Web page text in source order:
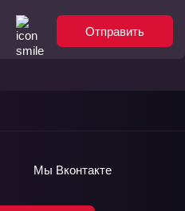
Отправить
Мы Вконтакте